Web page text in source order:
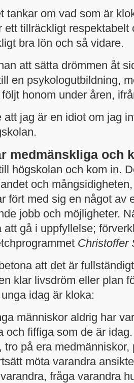
tankar om vad som är
ett tillräckligt respektabelt
bra lön och så vidare.
att sätta drömmen åt
en psykologutbildning,
honom under åren,
att jag är en idiot om jag
medmänskliga och
högskolan och kom in.
och
fört med sig en något av
jobb och möjligheter.
att gå i uppfyllelse;
Christoffer
att det är
klar livsdröm eller plan
idag är kloka:
människor aldrig har
och fiffiga som de är
tro på era medmänniskor,
möta varandra
fråga varandra